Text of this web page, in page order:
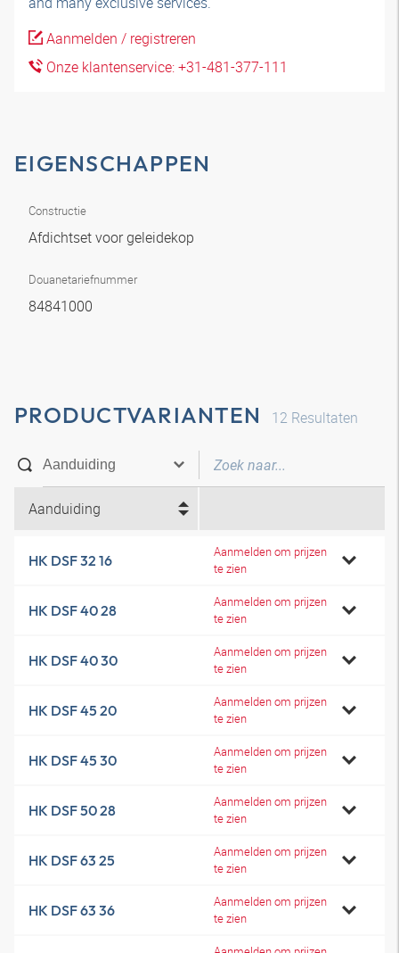
Aanmelden / registreren
Onze klantenservice: +31-481-377-111
EIGENSCHAPPEN
Constructie
Afdichtset voor geleidekop
Douanetariefnummer
84841000
PRODUCTVARIANTEN 12 Resultaten
Aanduiding
HK DSF 32 16
Aanmelden om prijzen
te zien
HK DSF 40 28
Aanmelden om prijzen
te zien
HK DSF 40 30
Aanmelden om prijzen
te zien
HK DSF 45 20
Aanmelden om prijzen
te zien
HK DSF 45 30
Aanmelden om prijzen
te zien
HK DSF 50 28
Aanmelden om prijzen
te zien
HK DSF 63 25
Aanmelden om prijzen
te zien
HK DSF 63 36
Aanmelden om prijzen
te zien